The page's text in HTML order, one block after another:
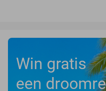
Win gratis
een